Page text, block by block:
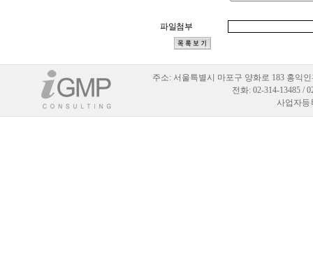
파일첨부
주소: 서울특별시 마포구 양화로 183 홍익
전화: 02-314-13485 /
사업자등